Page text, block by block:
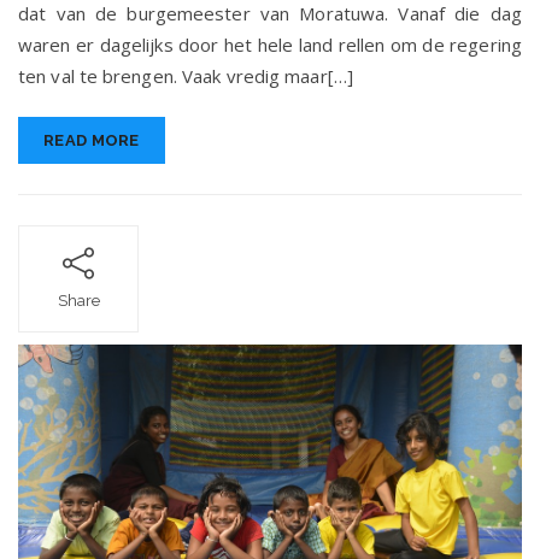
dat van de burgemeester van Moratuwa. Vanaf die dag
waren er dagelijks door het hele land rellen om de regering
ten val te brengen. Vaak vredig maar[…]
READ MORE
Share